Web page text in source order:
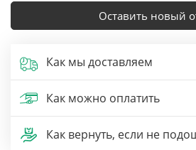
Оставить новый
Как мы доставляем
Как можно оплатить
Как вернуть, если не